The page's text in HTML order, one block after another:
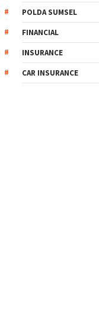
POLDA SUMSEL
FINANCIAL
INSURANCE
CAR INSURANCE